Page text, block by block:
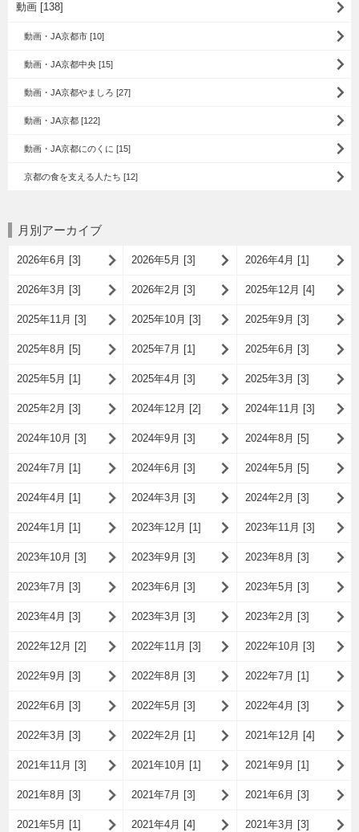
動画 [138]
動画・JA京都市 [10]
動画・JA京都中央 [15]
動画・JA京都やましろ [27]
動画・JA京都 [122]
動画・JA京都にのくに [15]
京都の食を支える人たち [12]
月別アーカイブ
2026年6月 [3] 2026年5月 [3] 2026年4月 [1]
2026年3月 [3] 2026年2月 [3] 2025年12月 [4]
2025年11月 [3] 2025年10月 [3] 2025年9月 [3]
2025年8月 [5] 2025年7月 [1] 2025年6月 [3]
2025年5月 [1] 2025年4月 [3] 2025年3月 [3]
2025年2月 [3] 2024年12月 [2] 2024年11月 [3]
2024年10月 [3] 2024年9月 [3] 2024年8月 [5]
2024年7月 [1] 2024年6月 [3] 2024年5月 [5]
2024年4月 [1] 2024年3月 [3] 2024年2月 [3]
2024年1月 [1] 2023年12月 [1] 2023年11月 [3]
2023年10月 [3] 2023年9月 [3] 2023年8月 [3]
2023年7月 [3] 2023年6月 [3] 2023年5月 [3]
2023年4月 [3] 2023年3月 [3] 2023年2月 [3]
2022年12月 [2] 2022年11月 [3] 2022年10月 [3]
2022年9月 [3] 2022年8月 [3] 2022年7月 [1]
2022年6月 [3] 2022年5月 [3] 2022年4月 [3]
2022年3月 [3] 2022年2月 [1] 2021年12月 [4]
2021年11月 [3] 2021年10月 [1] 2021年9月 [1]
2021年8月 [3] 2021年7月 [3] 2021年6月 [3]
2021年5月 [1] 2021年4月 [4] 2021年3月 [3]